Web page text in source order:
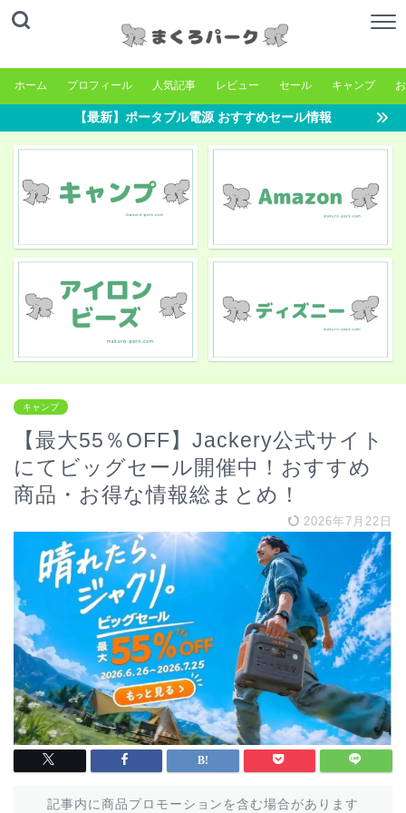
ホーム プロフィール 人気記事 レビュー セール キャンプ
【最新】ポータブル電源 おすすめセール情報
キャンプ
【最大55％OFF】Jackery公式サイト
にてビッグセール開催中！おすすめ
商品・お得な情報総まとめ！
2026年7月22日
記事内に商品プロモーションを含む場合があります